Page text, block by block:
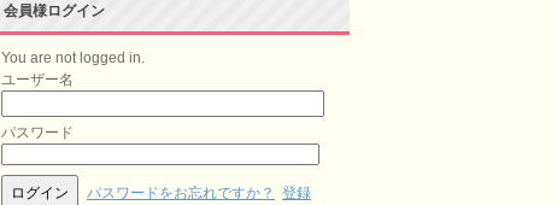
会員様ログイン
You are not logged in.
ユーザー名
パスワード
パスワードをお忘れですか？ 登録